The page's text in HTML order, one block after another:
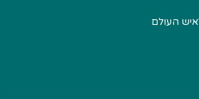
העולם